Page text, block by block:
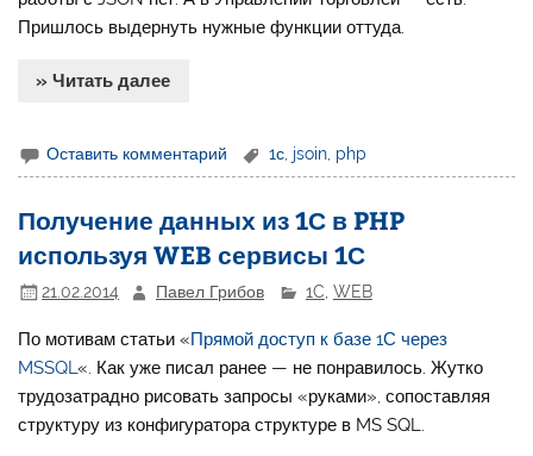
Пришлось выдернуть нужные функции оттуда.
» Читать далее
Оставить комментарий 1с jsoin php
Получение данных из 1С в PHP
используя WEB сервисы 1С
21.02.2014 Павел Грибов 1C WEB
По мотивам статьи «Прямой доступ к базе 1С через
MSSQL«. Как уже писал ранее — не понравилось. Жутко
трудозатрадно рисовать запросы «руками», сопоставляя
структуру из конфигуратора структуре в MS SQL.